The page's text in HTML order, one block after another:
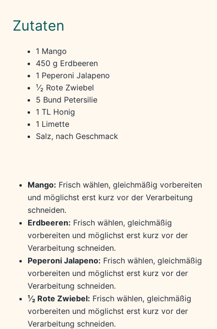
Zutaten
1 Mango
450 g Erdbeeren
1 Peperoni Jalapeno
¹⁄₂ Rote Zwiebel
5 Bund Petersilie
1 TL Honig
1 Limette
Salz, nach Geschmack
Mango: Frisch wählen, gleichmäßig vorbereiten
und möglichst erst kurz vor der Verarbeitung
schneiden.
Erdbeeren: Frisch wählen, gleichmäßig
vorbereiten und möglichst erst kurz vor der
Verarbeitung schneiden.
Peperoni Jalapeno: Frisch wählen, gleichmäßig
vorbereiten und möglichst erst kurz vor der
Verarbeitung schneiden.
¹⁄₂ Rote Zwiebel: Frisch wählen, gleichmäßig
vorbereiten und möglichst erst kurz vor der
Verarbeitung schneiden.